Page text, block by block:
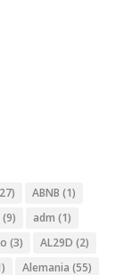
ABNB (1)
(9) adm (1)
(3) AL29D (2)
Alemania (55)